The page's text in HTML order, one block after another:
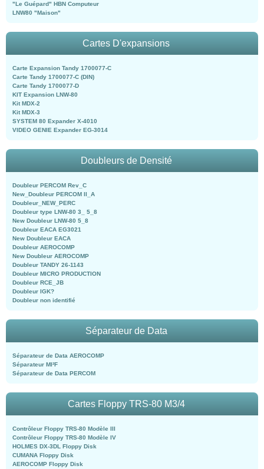
"Le Guépard" HBN Computeur
LNW80 "Maison"
Cartes D'expansions
Carte Expansion Tandy 1700077-C
Carte Tandy 1700077-C (DIN)
Carte Tandy 1700077-D
KIT Expansion LNW-80
Kit MDX-2
Kit MDX-3
SYSTEM 80 Expander X-4010
VIDEO GENIE Expander EG-3014
Doubleurs de Densité
Doubleur PERCOM Rev_C
New_Doubleur PERCOM II_A
Doubleur_NEW_PERC
Doubleur type LNW-80 3_ 5_8
New Doubleur LNW-80 5_8
Doubleur EACA EG3021
New Doubleur EACA
Doubleur AEROCOMP
New Doubleur AEROCOMP
Doubleur TANDY 26-1143
Doubleur MICRO PRODUCTION
Doubleur RCE_JB
Doubleur IGK?
Doubleur non identifié
Séparateur de Data
Séparateur de Data AEROCOMP
Séparateur MI²F
Séparateur de Data PERCOM
Cartes Floppy TRS-80 M3/4
Contrôleur Floppy TRS-80 Modèle III
Contrôleur Floppy TRS-80 Modèle IV
HOLMES DX-3DL Floppy Disk
CUMANA Floppy Disk
AEROCOMP Floppy Disk